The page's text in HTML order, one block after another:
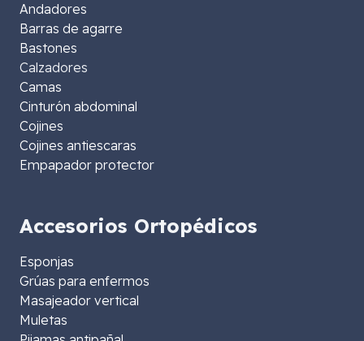
Andadores
Barras de agarre
Bastones
Calzadores
Camas
Cinturón abdominal
Cojines
Cojines antiescaras
Empapador protector
Accesorios Ortopédicos
Esponjas
Grúas para enfermos
Masajeador vertical
Muletas